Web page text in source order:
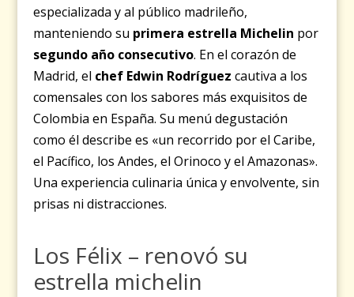
especializada y al público madrileño,
manteniendo su primera estrella Michelin por
segundo año consecutivo. En el corazón de
Madrid, el chef Edwin Rodríguez cautiva a los
comensales con los sabores más exquisitos de
Colombia en España. Su menú degustación
como él describe es «un recorrido por el Caribe,
el Pacífico, los Andes, el Orinoco y el Amazonas».
Una experiencia culinaria única y envolvente, sin
prisas ni distracciones.
Los Félix – renovó su
estrella michelin